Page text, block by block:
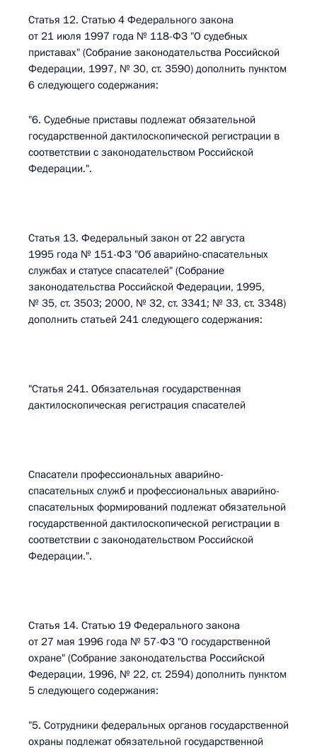
Статья 12. Статью 4 Федерального закона
от 21 июля 1997 года № 118-ФЗ "О судебных
приставах" (Собрание законодательства Российской
Федерации, 1997, № 30, ст. 3590) дополнить пунктом
6 следующего содержания:
"6. Судебные приставы подлежат обязательной
государственной дактилоскопической регистрации в
соответствии с законодательством Российской
Федерации.".
Статья 13. Федеральный закон от 22 августа
1995 года № 151-ФЗ "Об аварийно-спасательных
службах и статусе спасателей" (Собрание
законодательства Российской Федерации, 1995,
№ 35, ст. 3503; 2000, № 32, ст. 3341; № 33, ст. 3348)
дополнить статьей 241 следующего содержания:
"Статья 241. Обязательная государственная
дактилоскопическая регистрация спасателей
Спасатели профессиональных аварийно-
спасательных служб и профессиональных аварийно-
спасательных формирований подлежат обязательной
государственной дактилоскопической регистрации в
соответствии с законодательством Российской
Федерации.".
Статья 14. Статью 19 Федерального закона
от 27 мая 1996 года № 57-ФЗ "О государственной
охране" (Собрание законодательства Российской
Федерации, 1996, № 22, ст. 2594) дополнить пунктом
5 следующего содержания:
"5. Сотрудники федеральных органов государственной
охраны подлежат обязательной государственной